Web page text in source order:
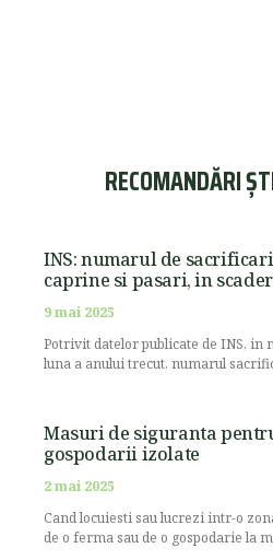
RECOMANDĂRI
INS: numarul de
caprine si pasari, in
9 mai 2025
Potrivit datelor publicate de INS, in
luna a anului trecut, numarul
Masuri de siguranta
gospodarii izolate
2 mai 2025
Cand locuiesti sau lucrezi intr-o
de o ferma sau de o gospodarie la